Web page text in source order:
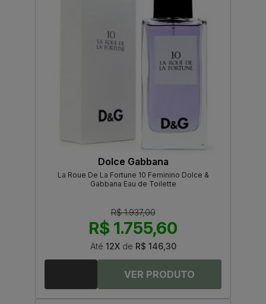
Dolce Gabbana
La Roue De La Fortune 10 Feminino Dolce &
Gabbana Eau de Toilette
R$ 1.937,00
R$ 1.755,60
Até 12Xde R$ 146,30